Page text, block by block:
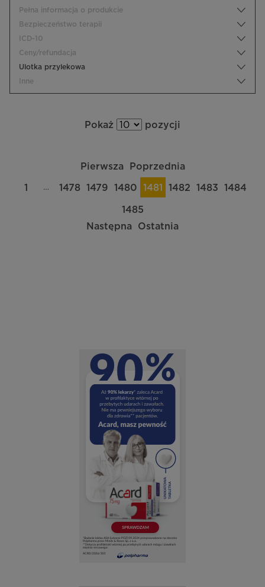
Pełna informacja o produkcie
Bezpieczeństwo terapii
ICD-10
Ceny/refundacja
Ulotka przylekowa
Inne
Pokaż pozycji
Pierwsza Poprzednia
1 … 1478 1479 1480 1481 1482 1483 1484
1485
Następna
Ostatnia